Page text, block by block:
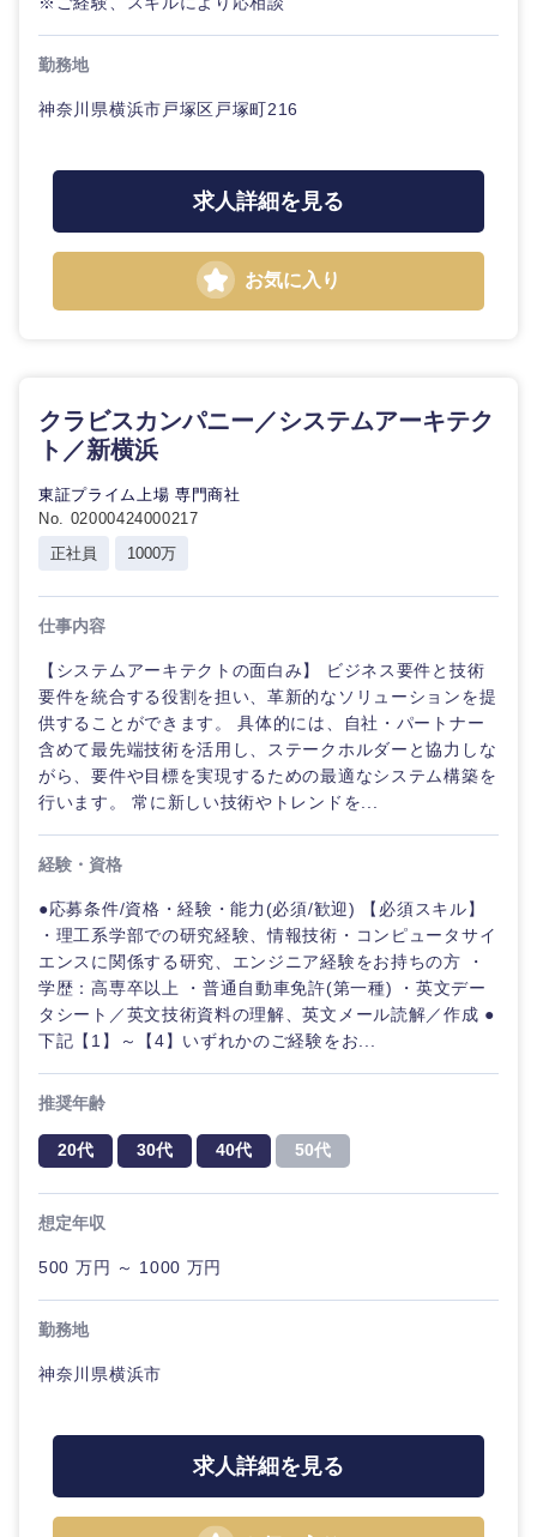
勤務地
神奈川県横浜市戸塚区戸塚町216
求人詳細を見る
お気に入り
クラビスカンパニー／システムアーキテク
ト／新横浜
東証プライム上場 専門商社
No. 02000424000217
正社員
1000万
仕事内容
【システムアーキテクトの面白み】 ビジネス要件と技術
要件を統合する役割を担い、革新的なソリューションを提
供することができます。 具体的には、自社・パートナー
含めて最先端技術を活用し、ステークホルダーと協力しな
がら、要件や目標を実現するための最適なシステム構築を
行います。 常に新しい技術やトレンドを...
経験・資格
●応募条件/資格・経験・能力(必須/歓迎) 【必須スキル】
・理工系学部での研究経験、情報技術・コンピュータサイ
エンスに関係する研究、エンジニア経験をお持ちの方 ・
学歴：高専卒以上 ・普通自動車免許(第一種) ・英文デー
タシート／英文技術資料の理解、英文メール読解／作成 ●
下記【1】～【4】いずれかのご経験をお...
推奨年齢
20代 30代 40代 50代
想定年収
500 万円 ～ 1000 万円
勤務地
神奈川県横浜市
求人詳細を見る